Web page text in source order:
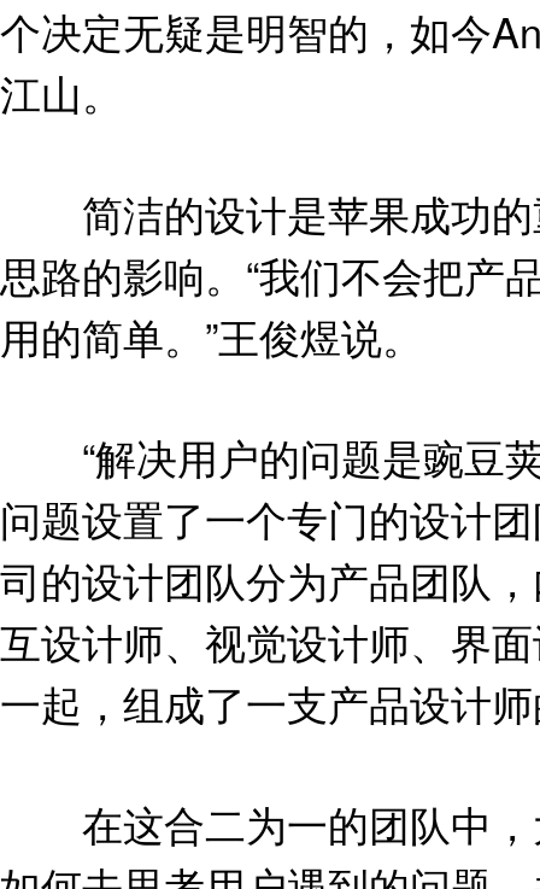
个决定无疑是明智的，如今
江山。
简洁的设计是苹果成功的
思路的影响。“我们不会把产
用的简单。”王俊煜说。
“解决用户的问题是豌豆荚
问题设置了一个专门的设计
司的设计团队分为产品团队
互设计师、视觉设计师、界
一起，组成了一支产品设计
在这合二为一的团队中，